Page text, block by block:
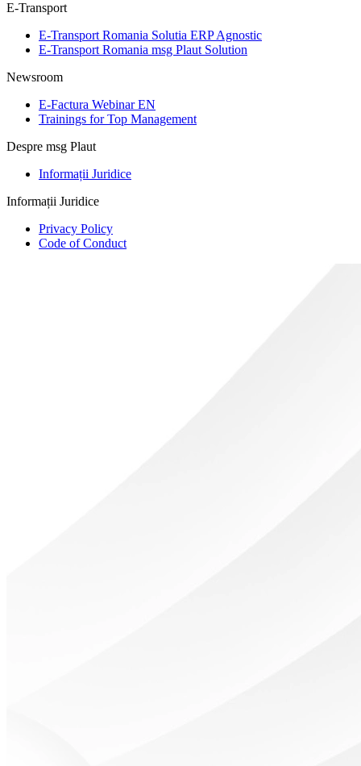
E-Transport
E-Transport Romania Solutia ERP Agnostic
E-Transport Romania msg Plaut Solution
Newsroom
E-Factura Webinar EN
Trainings for Top Management
Despre msg Plaut
Informații Juridice
Informații Juridice
Privacy Policy
Code of Conduct